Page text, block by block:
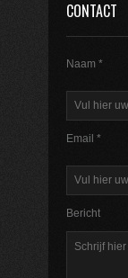
CONTACT
Naam *
Email *
Bericht